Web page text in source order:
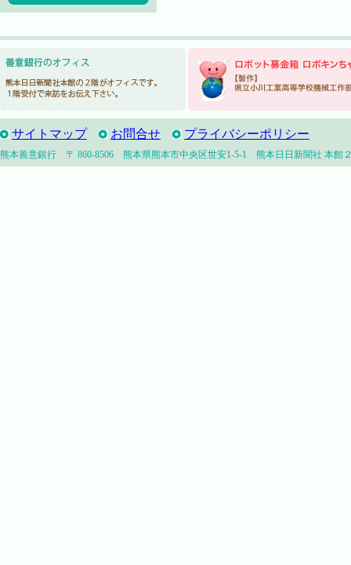
サイトマップ お問合せ プライバシーポリシー
熊本善意銀行 〒 860-8506 熊本県熊本市中央区世安1-5-1 熊本日日新聞社 本館